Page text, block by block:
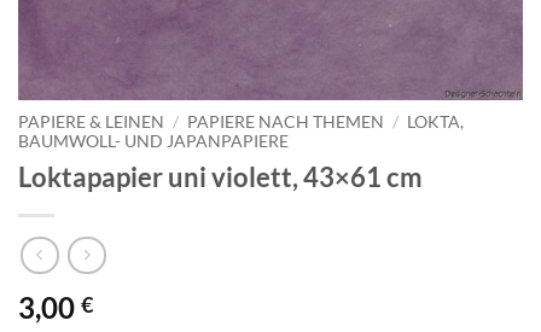
PAPIERE & LEINEN / PAPIERE NACH THEMEN / LOKTA,
BAUMWOLL- UND JAPANPAPIERE
Loktapapier uni violett, 43×61 cm
3,00 €